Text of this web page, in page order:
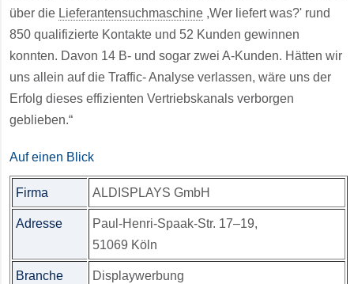
über die Lieferantensuchmaschine ,Wer liefert was?' rund
850 qualifizierte Kontakte und 52 Kunden gewinnen
konnten. Davon 14 B- und sogar zwei A-Kunden. Hätten wir
uns allein auf die Traffic- Analyse verlassen, wäre uns der
Erfolg dieses effizienten Vertriebskanals verborgen
geblieben.“
Auf einen Blick
Firma ALDISPLAYS GmbH
Adresse
Paul-Henri-Spaak-Str. 17–19,
51069 Köln
Branche Displaywerbung